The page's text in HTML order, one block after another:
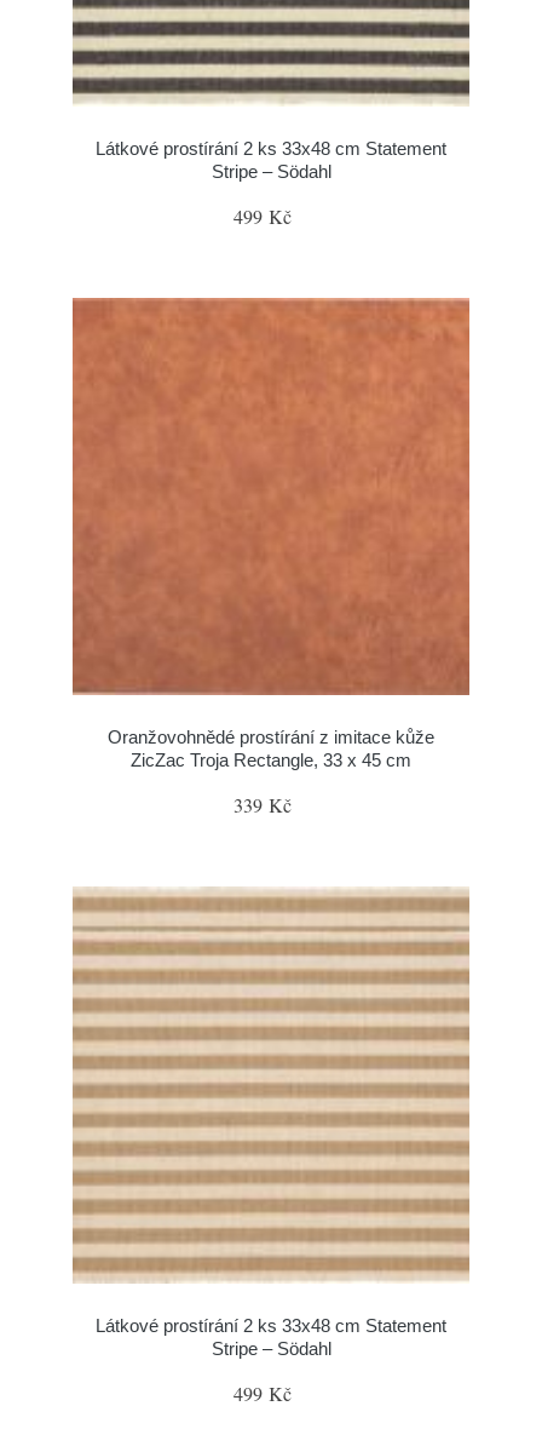
Látkové prostírání 2 ks 33x48 cm Statement
Stripe – Södahl
499 Kč
Oranžovohnědé prostírání z imitace kůže
ZicZac Troja Rectangle, 33 x 45 cm
339 Kč
Látkové prostírání 2 ks 33x48 cm Statement
Stripe – Södahl
499 Kč